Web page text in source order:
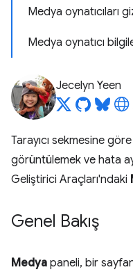
Medya oynatıcıları
Medya oynatıcı
Jecelyn Yeen
Tarayıcı sekmesine
görüntülemek ve hata
Geliştirici Araçları'ndaki
Genel Bakış
Medya paneli, bir